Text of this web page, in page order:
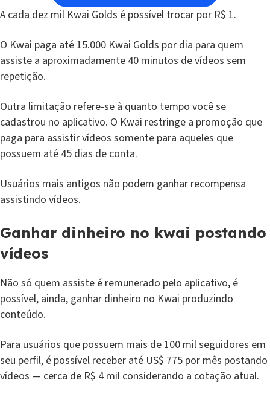
A cada dez mil Kwai Golds é possível trocar por R$ 1.
O Kwai paga até 15.000 Kwai Golds por dia para quem
assiste a aproximadamente 40 minutos de vídeos sem
repetição.
Outra limitação refere-se à quanto tempo você se
cadastrou no aplicativo. O Kwai restringe a promoção que
paga para assistir vídeos somente para aqueles que
possuem até 45 dias de conta.
Usuários mais antigos não podem ganhar recompensa
assistindo vídeos.
Ganhar dinheiro no kwai postando
vídeos
Não só quem assiste é remunerado pelo aplicativo, é
possível, ainda, ganhar dinheiro no Kwai produzindo
conteúdo.
Para usuários que possuem mais de 100 mil seguidores em
seu perfil, é possível receber até US$ 775 por mês postando
vídeos — cerca de R$ 4 mil considerando a cotação atual.